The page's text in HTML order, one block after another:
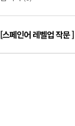
[스페인어 레벨업 작문 ]